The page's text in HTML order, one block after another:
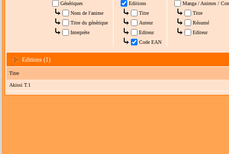
Génériques
Nom de l'anime
Titre du générique
Interprète
Editions
Titre
Auteur
Editeur
Code EAN
Manga / Animes /
Titre
Résumé
Editeur
Editions (1)
Titre
Akissi T.1